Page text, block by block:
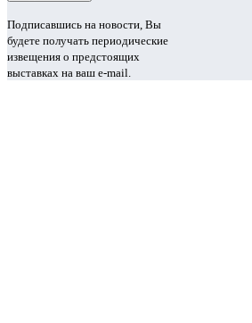
Подписавшись на новости, Вы
будете получать периодические
извещения о предстоящих
выставках на ваш e-mail.